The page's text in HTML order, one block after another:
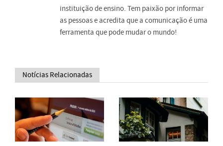
instituição de ensino. Tem paixão por informar
as pessoas e acredita que a comunicação é uma
ferramenta que pode mudar o mundo!
Notícias Relacionadas